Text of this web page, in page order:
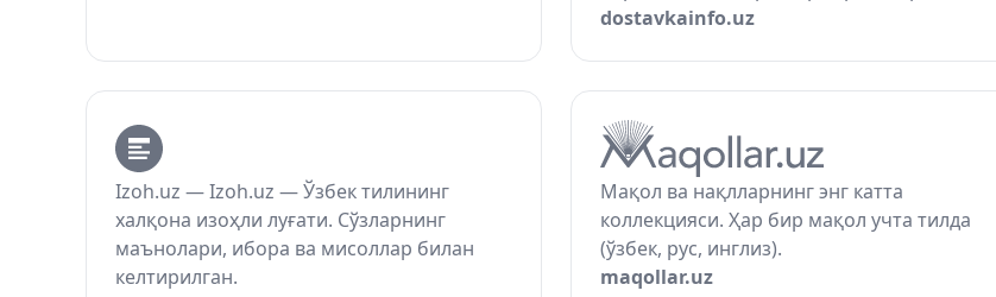
dostavkainfo.uz
Izoh.uz — Izoh.uz — Ўзбек тилининг
халқона изоҳли луғати. Сўзларнинг
маънолари, ибора ва мисоллар билан
келтирилган.
Мақол ва нақлларнинг энг катта
коллекцияси. Ҳар бир мақол учта тилда
(ўзбек, рус, инглиз).
maqollar.uz